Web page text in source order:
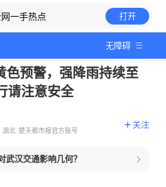
网一手热点 打开
无障碍
色预警，强降雨持续至
请注意安全
湖北 楚天都市报官方账号
关注
武汉交通影响几何？